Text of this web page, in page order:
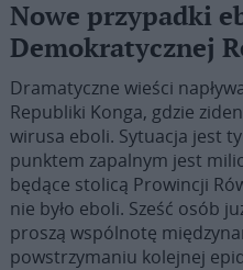
Nowe przypadki
Demokratycznej
Dramatyczne wieści
Republiki Konga, gdzie
wirusa eboli. Sytuacja jest
punktem zapalnym jest
będące stolicą Prowincji
nie było eboli. Sześć osób
proszą wspólnotę
powstrzymaniu kolejnej